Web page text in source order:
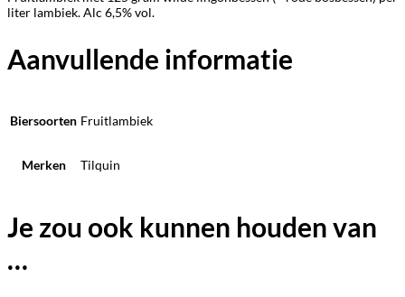
liter lambiek. Alc 6,5% vol.
Aanvullende informatie
Biersoorten Fruitlambiek
Merken Tilquin
Je zou ook kunnen houden van
…